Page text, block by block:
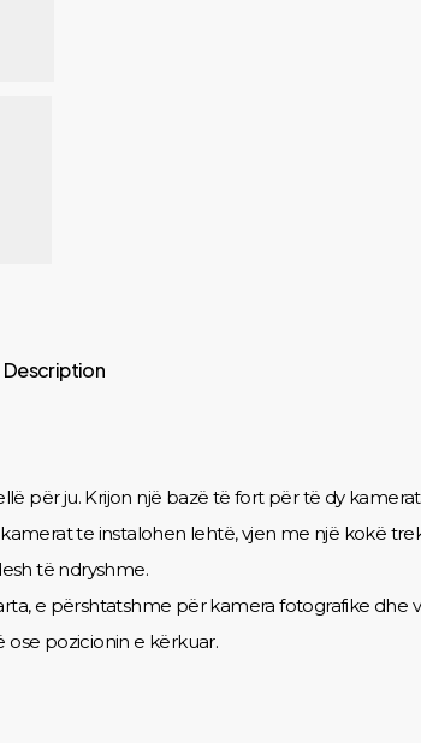
Description
për ju. Krijon një bazë të fort për të dy
te instalohen lehtë, vjen me një kokë
të ndryshme.
e përshtatshme për kamera fotografike dhe
pozicionin e kërkuar.